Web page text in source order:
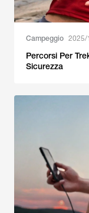
Campeggio 2025/
Percorsi Per
Sicurezza